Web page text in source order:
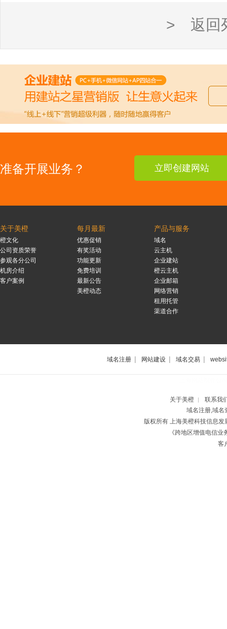
> 返回
准备开展业务？ 立即创建网站
关于美橙
橙文化
公司资质荣誉
参观各分公司
机房介绍
客户案例
每月最新
优惠促销
有奖活动
功能更新
免费培训
最新公告
美橙动态
产品与服务
域名
云主机
企业建站
橙云主机
企业邮箱
网络营销
租用托管
渠道合作
域名注册 | 网站建设 | 域名交易 |
关于美橙 |
联系我
域名注册,域名
版权所有 上海美橙科技信息
《跨地区增值电信
客